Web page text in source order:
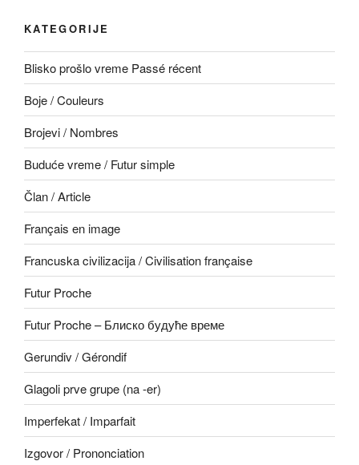
KATEGORIJE
Blisko prošlo vreme Passé récent
Boje / Couleurs
Brojevi / Nombres
Buduće vreme / Futur simple
Član / Article
Français en image
Francuska civilizacija / Civilisation française
Futur Proche
Futur Proche – Блиско будуће време
Gerundiv / Gérondif
Glagoli prve grupe (na -er)
Imperfekat / Imparfait
Izgovor / Prononciation